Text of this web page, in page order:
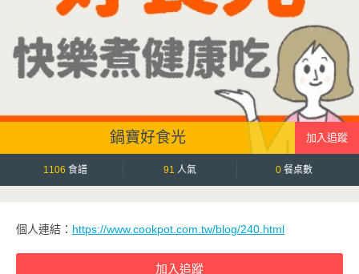
鍋寶好食光
1106 食譜 91 人氣 0 餐桌數
個人連結： https://www.cookpot.com.tw/blog/240.html